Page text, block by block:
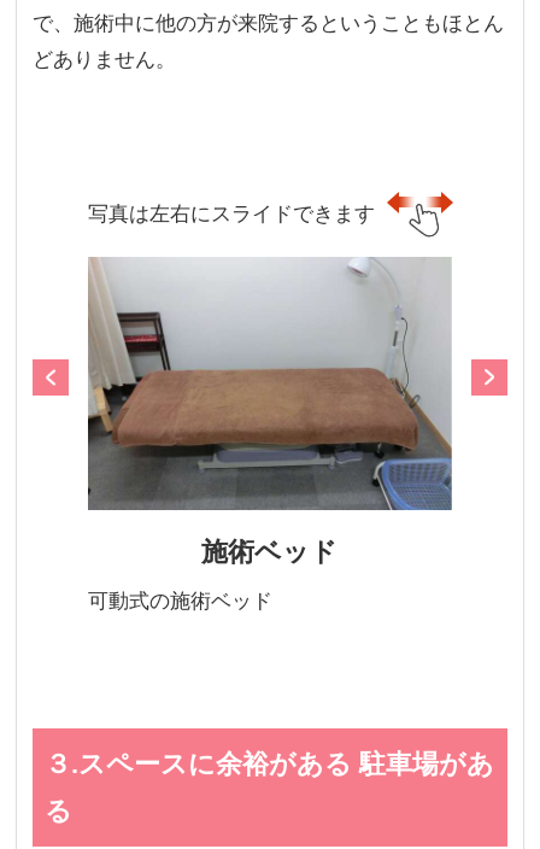
で、施術中に他の方が来院するということもほとん
どありません。
写真は左右にスライドできます
施術ベッド
可動式の施術ベッド
３.スペースに余裕がある 駐車場があ
る